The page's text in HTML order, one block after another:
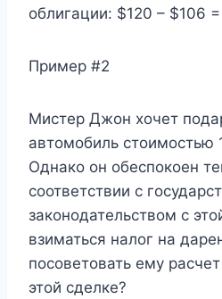
облигации: $120 – $106 =
Пример #2
Мистер Джон хочет
автомобиль стоимостью
Однако он обеспокоен
соответствии с
законодательством с
взиматься налог на
посоветовать ему
этой сделке?